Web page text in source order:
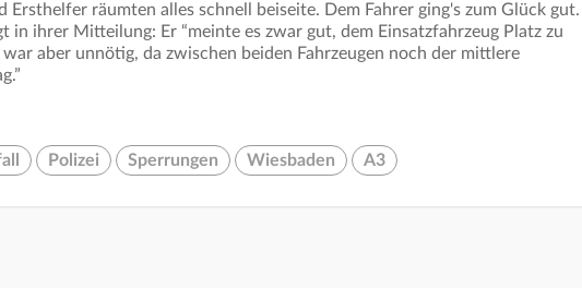
Ersthelfer räumten alles schnell beiseite. Dem Fahrer ging's zum Glück gut.
in ihrer Mitteilung: Er “meinte es zwar gut, dem Einsatzfahrzeug Platz zu
war aber unnötig, da zwischen beiden Fahrzeugen noch der mittlere
Polizei Sperrungen Wiesbaden A3